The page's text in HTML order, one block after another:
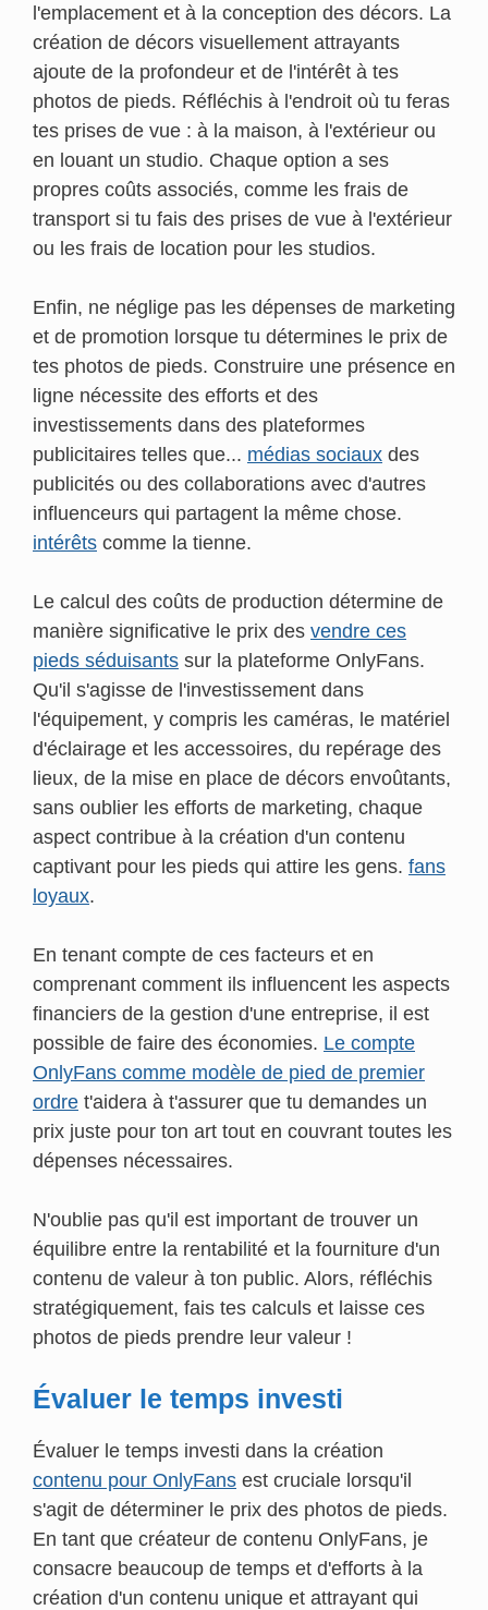
l'emplacement et à la conception des décors. La
création de décors visuellement attrayants
ajoute de la profondeur et de l'intérêt à tes
photos de pieds. Réfléchis à l'endroit où tu feras
tes prises de vue : à la maison, à l'extérieur ou
en louant un studio. Chaque option a ses
propres coûts associés, comme les frais de
transport si tu fais des prises de vue à l'extérieur
ou les frais de location pour les studios.
Enfin, ne néglige pas les dépenses de marketing
et de promotion lorsque tu détermines le prix de
tes photos de pieds. Construire une présence en
ligne nécessite des efforts et des
investissements dans des plateformes
publicitaires telles que... médias sociaux des
publicités ou des collaborations avec d'autres
influenceurs qui partagent la même chose.
intérêts comme la tienne.
Le calcul des coûts de production détermine de
manière significative le prix des vendre ces
pieds séduisants sur la plateforme OnlyFans.
Qu'il s'agisse de l'investissement dans
l'équipement, y compris les caméras, le matériel
d'éclairage et les accessoires, du repérage des
lieux, de la mise en place de décors envoûtants,
sans oublier les efforts de marketing, chaque
aspect contribue à la création d'un contenu
captivant pour les pieds qui attire les gens. fans
loyaux.
En tenant compte de ces facteurs et en
comprenant comment ils influencent les aspects
financiers de la gestion d'une entreprise, il est
possible de faire des économies. Le compte
OnlyFans comme modèle de pied de premier
ordre t'aidera à t'assurer que tu demandes un
prix juste pour ton art tout en couvrant toutes les
dépenses nécessaires.
N'oublie pas qu'il est important de trouver un
équilibre entre la rentabilité et la fourniture d'un
contenu de valeur à ton public. Alors, réfléchis
stratégiquement, fais tes calculs et laisse ces
photos de pieds prendre leur valeur !
Évaluer le temps investi
Évaluer le temps investi dans la création
contenu pour OnlyFans est cruciale lorsqu'il
s'agit de déterminer le prix des photos de pieds.
En tant que créateur de contenu OnlyFans, je
consacre beaucoup de temps et d'efforts à la
création d'un contenu unique et attrayant qui